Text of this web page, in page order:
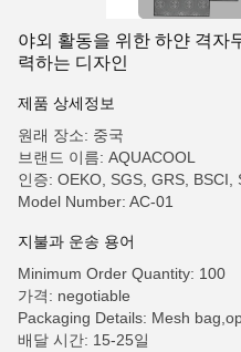
야외 활동을 위한 하얀 격자
력하는 디자인
제품 상세정보
원래 장소: 중국
브랜드 이름: AQUACOOL
인증: OEKO, SGS, GRS, BSCI,
Model Number: AC-01
지불과 운송 용어
Minimum Order Quantity: 100
가격: negotiable
Packaging Details: Mesh
배달 시간: 15-25일